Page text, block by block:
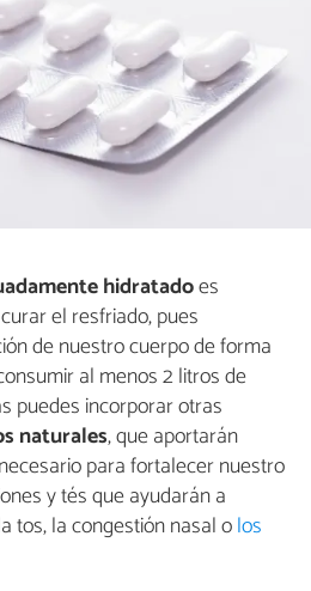
hidratadoes
el resfriado, pues
de nuestro cuerpo de forma
al menos 2 litros de
puedes incorporar otras
naturales, que aportarán
para fortalecer nuestro
y tés que ayudarán a
tos, la congestión nasal olos